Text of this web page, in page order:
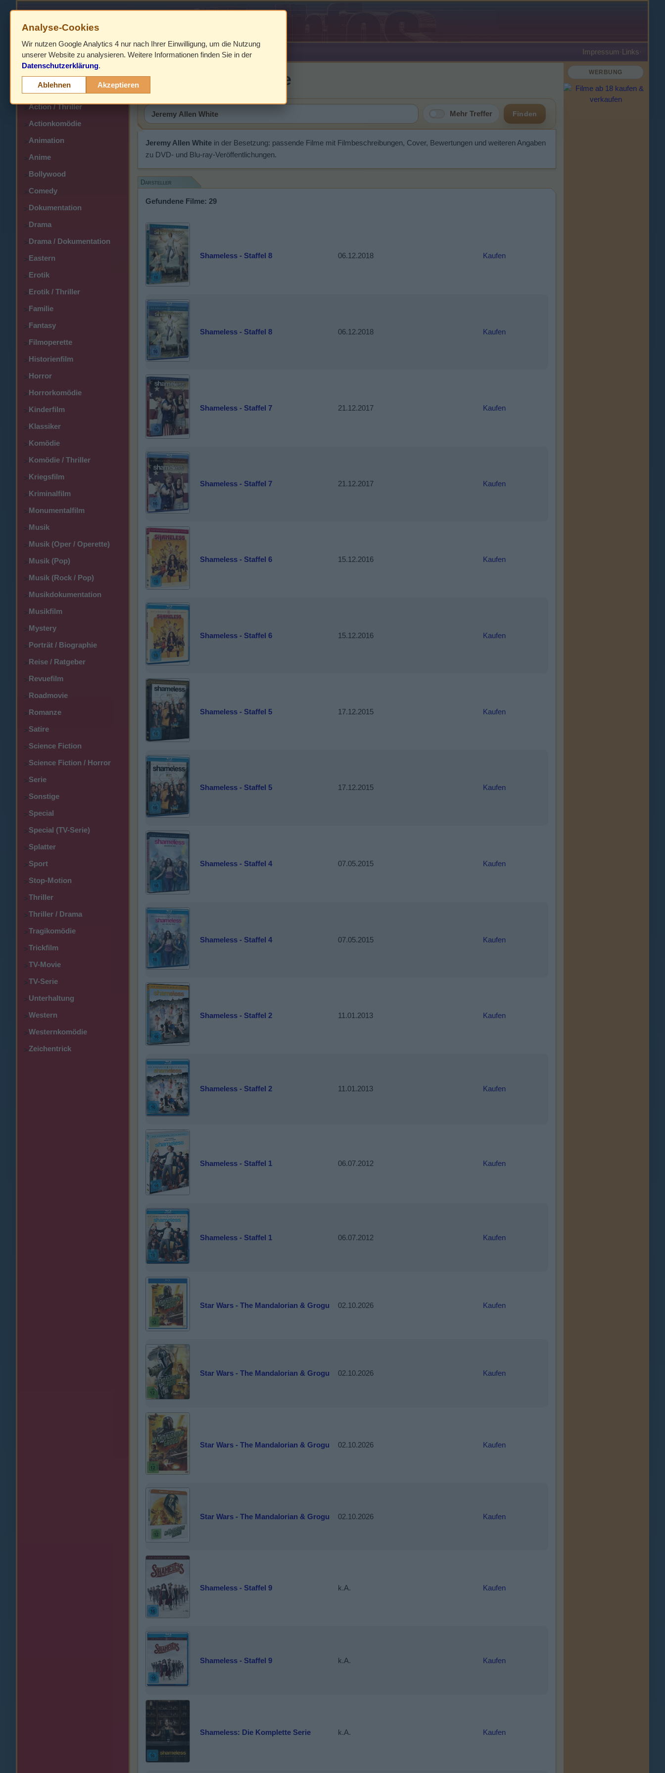
HOME Impressum ·Links·
>
> Action
>Action / Thriller
>Actionkomödie
>Animation
>Anime
>Bollywood
>Comedy
>Dokumentation
>Drama
>Drama / Dokumentation
>Eastern
>Erotik
>Erotik / Thriller
>Familie
>Fantasy
>Filmoperette
>Historienfilm
>Horror
>Horrorkomödie
>Kinderfilm
>Klassiker
>Komödie
>Komödie / Thriller
>Kriegsfilm
>Kriminalfilm
>Monumentalfilm
>Musik
>Musik (Oper / Operette)
>Musik (Pop)
>Musik (Rock / Pop)
>Musikdokumentation
>Musikfilm
>Mystery
>Porträt / Biographie
>Reise / Ratgeber
>Revuefilm
>Roadmovie
>Romanze
>Satire
>Science Fiction
>Science Fiction / Horror
>Serie
>Sonstige
>Special
>Special (TV-Serie)
>Splatter
>Sport
>Stop-Motion
>Thriller
>Thriller / Drama
>Tragikomödie
>Trickfilm
>TV-Movie
>TV-Serie
>Unterhaltung
>Western
>Westernkomödie
>Zeichentrick
Jeremy Allen White
Mehr Treffer Finden
Jeremy Allen White in der Besetzung: passende Filme mit Filmbeschreibungen, Cover, Bewertungen und weiteren Angaben
zu DVD- und Blu-ray-Veröffentlichungen.
Darsteller
Gefundene Filme: 29
Shameless - Staffel 8 06.12.2018 Kaufen
Shameless - Staffel 8 06.12.2018 Kaufen
Shameless - Staffel 7 21.12.2017 Kaufen
Shameless - Staffel 7 21.12.2017 Kaufen
Shameless - Staffel 6 15.12.2016 Kaufen
Shameless - Staffel 6 15.12.2016 Kaufen
Shameless - Staffel 5 17.12.2015 Kaufen
Shameless - Staffel 5 17.12.2015 Kaufen
Shameless - Staffel 4 07.05.2015 Kaufen
Shameless - Staffel 4 07.05.2015 Kaufen
Shameless - Staffel 2 11.01.2013 Kaufen
Shameless - Staffel 2 11.01.2013 Kaufen
Shameless - Staffel 1 06.07.2012 Kaufen
Shameless - Staffel 1 06.07.2012 Kaufen
Star Wars - The Mandalorian & Grogu 02.10.2026 Kaufen
Star Wars - The Mandalorian & Grogu 02.10.2026 Kaufen
Star Wars - The Mandalorian & Grogu 02.10.2026 Kaufen
Star Wars - The Mandalorian & Grogu 02.10.2026 Kaufen
Shameless - Staffel 9 k.A. Kaufen
Shameless - Staffel 9 k.A. Kaufen
Shameless: Die Komplette Serie k.A. Kaufen
WERBUNG
Analyse-Cookies
Wir nutzen Google Analytics 4 nur nach Ihrer Einwilligung, um die Nutzung
unserer Website zu analysieren. Weitere Informationen finden Sie in der
Datenschutzerklärung.
Ablehnen Akzeptieren